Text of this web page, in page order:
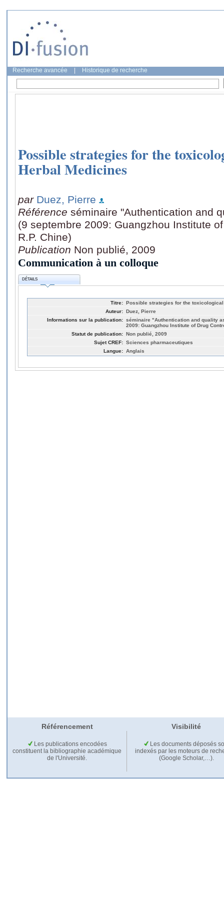
Recherche avancée Historique de recherche
Possible strategies for the
Herbal Medicines
par Duez, Pierre
Référence séminaire "Authentication and
(9 septembre 2009: Guangzhou Institute
R.P. Chine)
Publication Non publié, 2009
Communication à un colloque
DÉTAILS
Titre: Possible strategies for the
Auteur: Duez, Pierre
Informations sur la publication: séminaire "Authentication and quality
2009: Guangzhou Institute of Drug
Statut de publication: Non publié, 2009
Sujet CREF: Sciences pharmaceutiques
Langue: Anglais
Référencement Visibilité
Les publications encodées
constituent la bibliographie académique
de l'Université.
Les documents déposés
indexés par les moteurs de
(Google Scholar,…).